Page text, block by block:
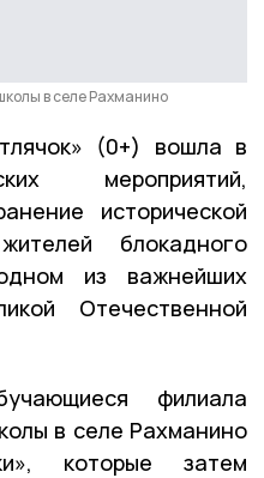
в селе Рахманино
(0+) вошла в
мероприятий,
исторической
блокадного
из важнейших
Отечественной
филиала
в селе Рахманино
которые затем